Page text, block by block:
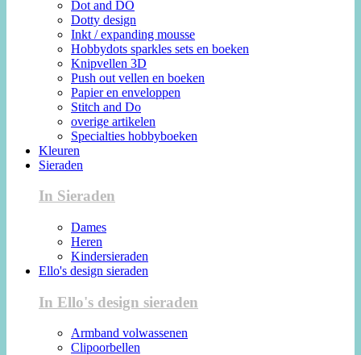
Dot and DO
Dotty design
Inkt / expanding mousse
Hobbydots sparkles sets en boeken
Knipvellen 3D
Push out vellen en boeken
Papier en enveloppen
Stitch and Do
overige artikelen
Specialties hobbyboeken
Kleuren
Sieraden
In Sieraden
Dames
Heren
Kindersieraden
Ello's design sieraden
In Ello's design sieraden
Armband volwassenen
Clipoorbellen